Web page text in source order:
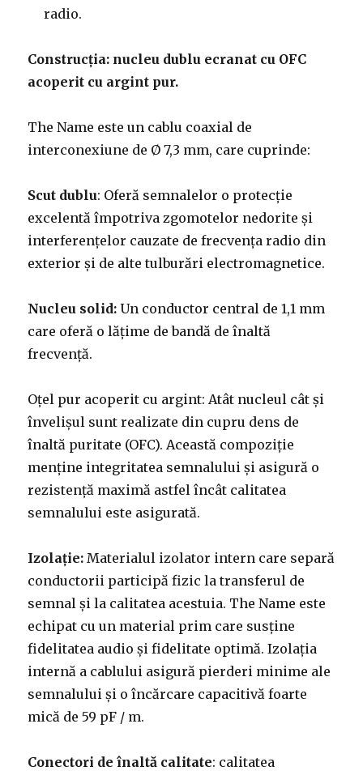
radio.
Construcția: nucleu dublu ecranat cu OFC
acoperit cu argint pur.
The Name este un cablu coaxial de
interconexiune de Ø 7,3 mm, care cuprinde:
Scut dublu: Oferă semnalelor o protecție
excelentă împotriva zgomotelor nedorite și
interferențelor cauzate de frecvența radio din
exterior și de alte tulburări electromagnetice.
Nucleu solid:Un conductor central de 1,1 mm
care oferă o lățime de bandă de înaltă
frecvență.
Oțel pur acoperit cu argint: Atât nucleul cât și
învelișul sunt realizate din cupru dens de
înaltă puritate (OFC). Această compoziție
menține integritatea semnalului și asigură o
rezistență maximă astfel încât calitatea
semnalului este asigurată.
Izolație: Materialul izolator intern care separă
conductorii participă fizic la transferul de
semnal și la calitatea acestuia. The Name este
echipat cu un material prim care susține
fidelitatea audio și fidelitate optimă. Izolația
internă a cablului asigură pierderi minime ale
semnalului și o încărcare capacitivă foarte
mică de 59 pF / m.
Conectori de înaltă calitate: calitatea